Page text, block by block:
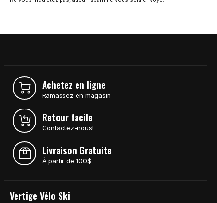
Achetez en ligne
Ramassez en magasin
Retour facile
Contactez-nous!
Livraison Gratuite
À partir de 100$
Vertige Vélo Ski